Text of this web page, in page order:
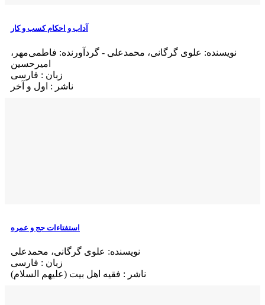
آداب و احکام کسب و کار
نویسنده: علوی گرگانی، محمدعلی - گردآورنده: فاطمی‌مهر،
امیرحسین
زبان : فارسی
ناشر : اول و آخر
استفتاءات حج و عمره
نویسنده: علوی گرگانی، محمدعلی
زبان : فارسی
ناشر : فقیه اهل بیت (علیهم السلام)